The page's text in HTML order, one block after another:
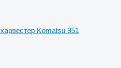
харвестер Komatsu 951